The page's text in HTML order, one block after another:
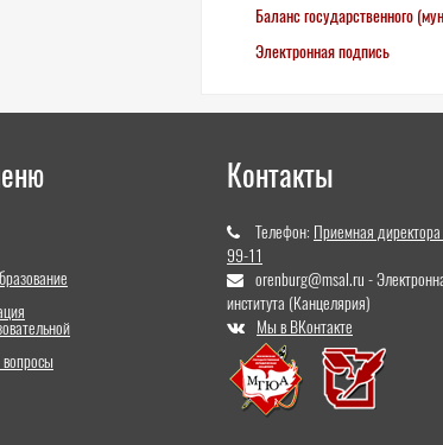
Баланс государственного
Электронная подпись
Контакты
Телефон: Приемная
99-11
orenburg@msal.ru -
института (Канцелярия)
Мы в ВКонтакте